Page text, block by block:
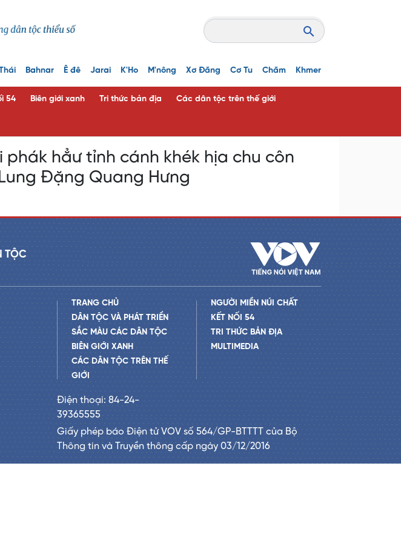
Bahnar Ê đê Jarai K'Ho M'nông Xơ Đăng Cơ Tu Chăm Khmer
54 Biên giới xanh Tri thức bản địa Các dân tộc trên thế giới
hẳư tỉnh cánh khék hịa chu côn
Đặng Quang Hưng
TỘC
TRANG CHỦ
DÂN TỘC VÀ PHÁT TRIỂN
SẮC MÀU CÁC DÂN TỘC
BIÊN GIỚI XANH
CÁC DÂN TỘC TRÊN THẾ
GIỚI
NGƯỜI MIỀN NÚI CHẤT
KẾT NỐI 54
TRI THỨC BẢN ĐỊA
MULTIMEDIA
Điện thoại: 84-24-
39365555
Giấy phép báo Điện tử VOV số 564/GP-BTTTT của Bộ
Thông tin và Truyền thông cấp ngày 03/12/2016